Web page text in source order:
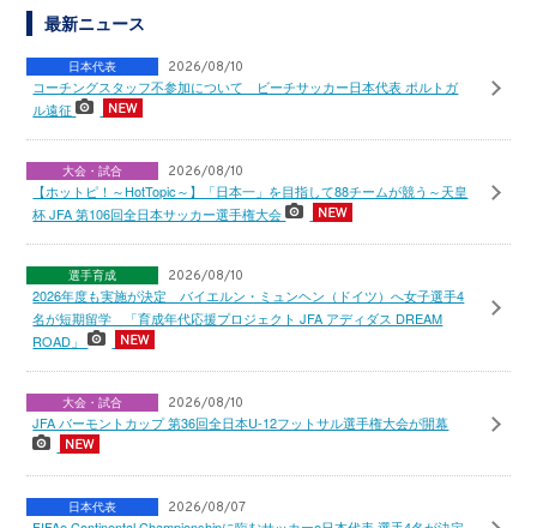
最新ニュース
日本代表 2026/08/10
コーチングスタッフ不参加について ビーチサッカー日本代表 ポルトガ
ル遠征
大会・試合 2026/08/10
【ホットピ！～HotTopic～】「日本一」を目指して88チームが競う～天皇
杯 JFA 第106回全日本サッカー選手権大会
選手育成 2026/08/10
2026年度も実施が決定 バイエルン・ミュンヘン（ドイツ）へ女子選手4
名が短期留学 「育成年代応援プロジェクト JFA アディダス DREAM
ROAD」
大会・試合 2026/08/10
JFA バーモントカップ 第36回全日本U-12フットサル選手権大会が開幕
日本代表 2026/08/07